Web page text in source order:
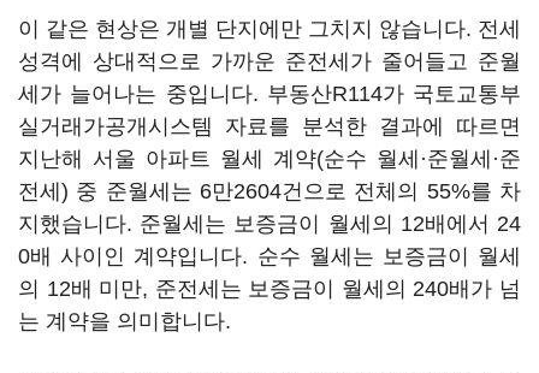
이 같은 현상은 개별 단지에만 그치지 않습니다. 전세
성격에 상대적으로 가까운 준전세가 줄어들고 준월
세가 늘어나는 중입니다. 부동산R114가 국토교통부
실거래가공개시스템 자료를 분석한 결과에 따르면
지난해 서울 아파트 월세 계약(순수 월세·준월세·준
전세) 중 준월세는 6만2604건으로 전체의 55%를 차
지했습니다. 준월세는 보증금이 월세의 12배에서 24
0배 사이인 계약입니다. 순수 월세는 보증금이 월세
의 12배 미만, 준전세는 보증금이 월세의 240배가 넘
는 계약을 의미합니다.